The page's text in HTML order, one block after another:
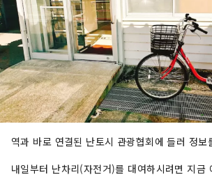
역과 바로 연결된 난토시 관광협회에 들러 정보
내일부터 난차리(자전거)를 대여하시려면 지금